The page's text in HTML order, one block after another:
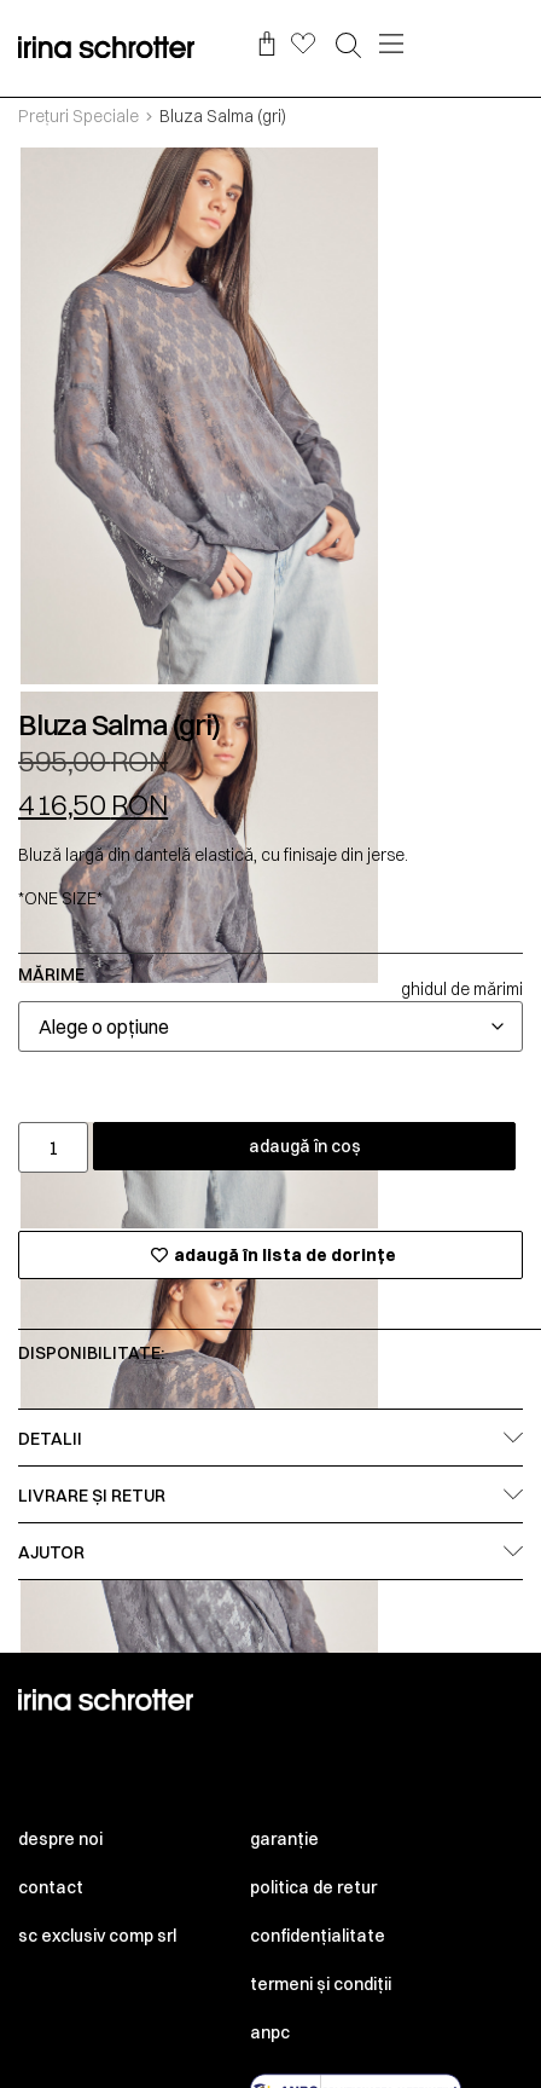
Prețuri Speciale Bluza Salma (gri)
Bluza Salma (gri)
595,00RON
416,50 RON
Bluză largă din dantelă elastică, cu finisaje din jerse.
*ONE SIZE*
MĂRIME
ghidul de mărimi
adaugă în coș
adaugă în lista de dorințe
DISPONIBILITATE:
DETALII
LIVRARE ȘI RETUR
AJUTOR
despre noi
contact
sc exclusiv comp srl
garanție
politica de retur
confidențialitate
termeni și condiții
anpc